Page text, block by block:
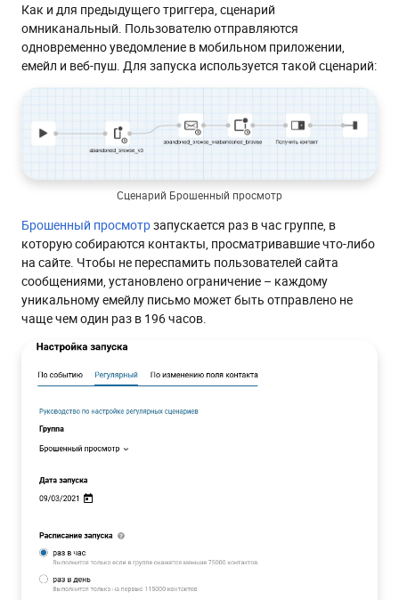
Как и для предыдущего триггера, сценарий
омниканальный. Пользователю отправляются
одновременно уведомление в мобильном приложении,
емейл и веб-пуш. Для запуска используется такой сценарий:
Сценарий Брошенный просмотр
Брошенный просмотрзапускается раз в час группе, в
которую собираются контакты, просматривавшие что-либо
на сайте. Чтобы не переспамить пользователей сайта
сообщениями, установлено ограничение – каждому
уникальному емейлу письмо может быть отправлено не
чаще чем один раз в 196 часов.